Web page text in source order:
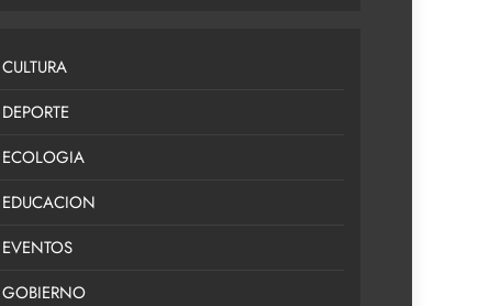
CULTURA
DEPORTE
ECOLOGIA
EDUCACION
EVENTOS
GOBIERNO